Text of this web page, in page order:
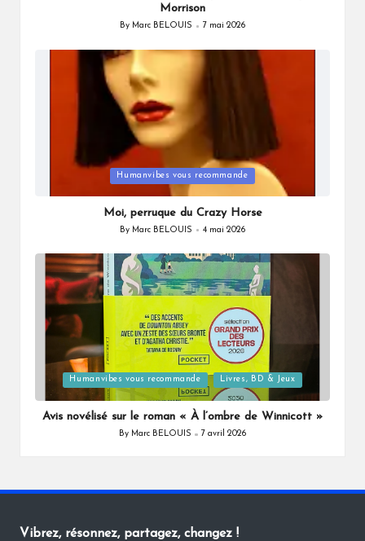
Morrison
Posted
By Marc BELOUIS 7 mai 2026
Humanvibes vous recommande
Moi, perruque du Crazy Horse
Posted
By Marc BELOUIS 4 mai 2026
Posted
in
Humanvibes vous recommande Livres, BD & Jeux
Avis novélisé sur le roman « À l’ombre de Winnicott »
Posted
By Marc BELOUIS 7 avril 2026
Vibrez, résonnez, partagez, changez !